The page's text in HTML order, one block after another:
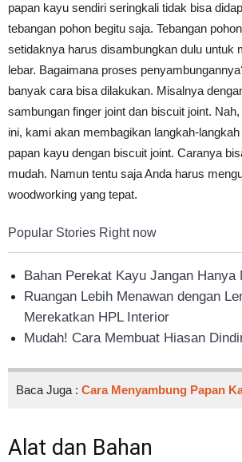
papan kayu sendiri seringkali tidak bisa
tebangan pohon begitu saja. Tebangan
setidaknya harus disambungkan dulu untuk
lebar. Bagaimana proses
banyak cara bisa dilakukan. Misalnya
sambungan finger joint dan biscuit joint.
ini, kami akan membagikan langkah-
papan kayu dengan biscuit joint. Caranya
mudah. Namun tentu saja Anda harus
woodworking yang tepat.
Popular Stories Right now
Bahan Perekat Kayu Jangan Hanya
Ruangan Lebih Menawan dengan
Merekatkan HPL Interior
Mudah! Cara Membuat Hiasan
Baca Juga : Cara Menyambung Papan
Alat dan Bahan